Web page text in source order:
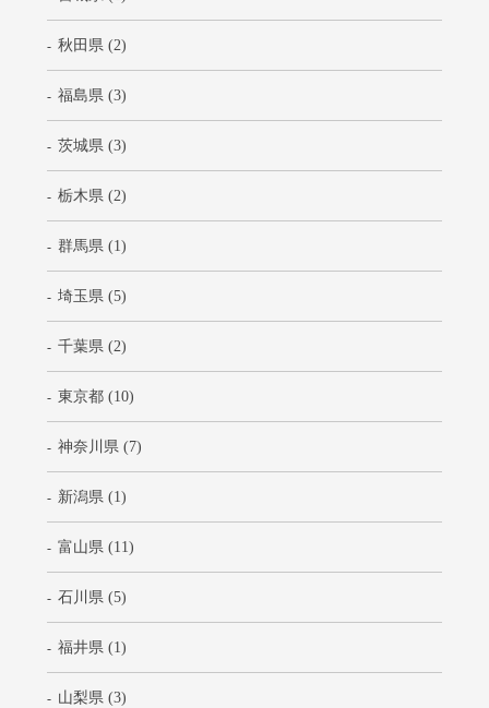
秋田県 (2)
福島県 (3)
茨城県 (3)
栃木県 (2)
群馬県 (1)
埼玉県 (5)
千葉県 (2)
東京都 (10)
神奈川県 (7)
新潟県 (1)
富山県 (11)
石川県 (5)
福井県 (1)
山梨県 (3)